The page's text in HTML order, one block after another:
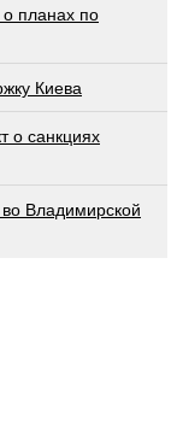
планах по
Киева
о санкциях
Владимирской